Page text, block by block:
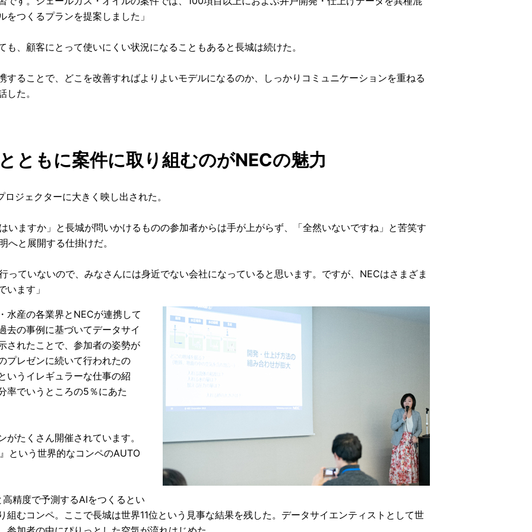
つくるプランを提案しました」
、顧客にとって使いにくい状況になることもあると長城は続けた。
することで、どこを改善すればよりよいモデルになるのか、しっかりコミュニケーションを重ねる
た。
ともに案件に取り組むのがNECの魅力
ジェクターに大きく映し出された。
いますか」と長城が問いかけるものの参加者からは手が上がらず、「全然いないですね」と苦笑す
へと展開する仕掛けだ。
っていないので、みなさんには身近でない会社になっていると思います。ですが、NECはさまざま
います」
水産の各業界とNECが連携して
去の事例に基づいてデータサイ
されたことで、参加者の姿勢が
プレゼンに続いて行われたの
いうイレギュラーな仕事の紹
率でいうところの5％にあた
たくさん開催されています。
という世界的なコンペのAUTO
精度で予測するAIをつくるとい
組むコンペ。ここで長城は世界11位という見事な結果を残した。データサイエンティストとして世